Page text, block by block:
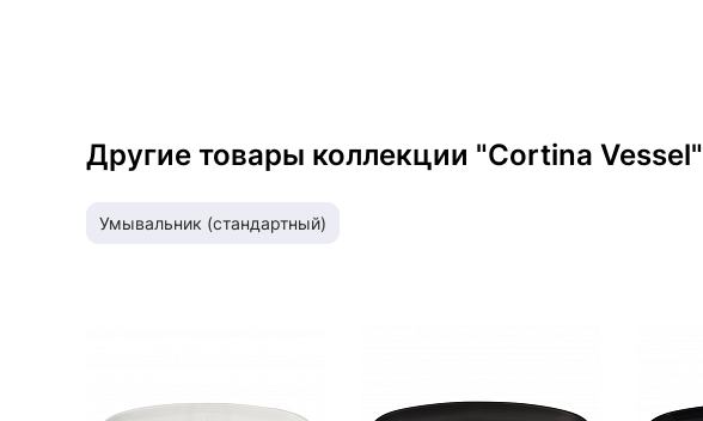
Другие товары коллекции "Cortina Vessel"
умывальник (стандартный)